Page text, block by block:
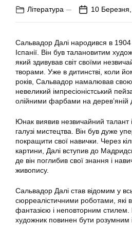
Література 10
Сальвадор Далі народився в 1904
Іспанії. Він був талановитим
який здивував світ своїми
творами. Уже в дитинстві, коли
років, Сальвадор намалював
невеликий імпресіоністський
олійними фарбами на дерев’яній
Юнак виявив незвичайний талант
галузі мистецтва. Він був дуже
покращити свої навички. Через
картини, Далі вступив до
де він поглибив свої знання і
живопису.
Сальвадор Далі став відомим у
сюрреалістичними роботами, які
фантазією і неповторним
художник повинен бути розумним